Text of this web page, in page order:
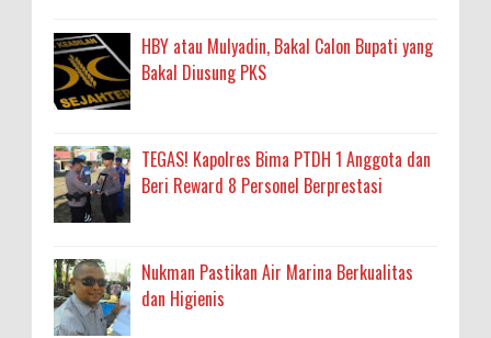
HBY atau Mulyadin, Bakal Calon Bupati yang
Bakal Diusung PKS
TEGAS! Kapolres Bima PTDH 1 Anggota dan
Beri Reward 8 Personel Berprestasi
Nukman Pastikan Air Marina Berkualitas
dan Higienis